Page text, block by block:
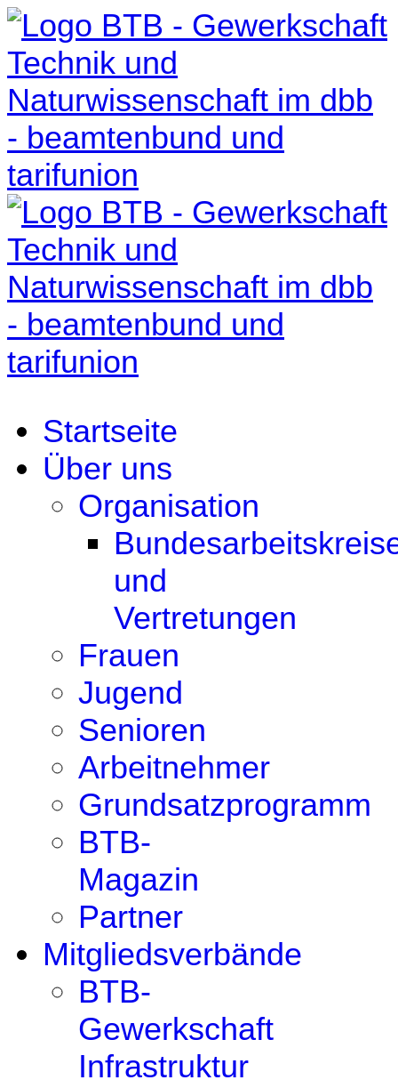
Startseite
Über uns
Organisation
und
Vertretungen
Frauen
Jugend
Senioren
Arbeitnehmer
Grundsatzprogramm
BTB-
Magazin
Partner
Mitgliedsverbände
BTB-
Gewerkschaft
Infrastruktur